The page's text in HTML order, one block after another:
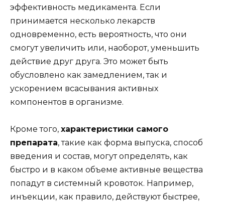
эффективность медикамента. Если
принимается несколько лекарств
одновременно, есть вероятность, что они
смогут увеличить или, наоборот, уменьшить
действие друг друга. Это может быть
обусловлено как замедлением, так и
ускорением всасывания активных
компонентов в организме.
Кроме того, характеристики самого
препарата, такие как форма выпуска, способ
введения и состав, могут определять, как
быстро и в каком объеме активные вещества
попадут в системный кровоток. Например,
инъекции, как правило, действуют быстрее,